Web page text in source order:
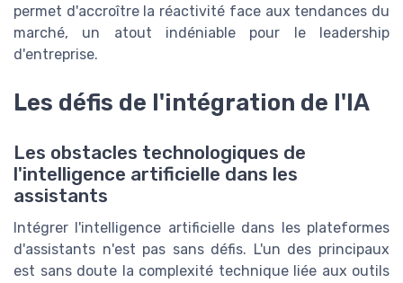
permet d'accroître la réactivité face aux tendances du
marché, un atout indéniable pour le leadership
d'entreprise.
Les défis de l'intégration de l'IA
Les obstacles technologiques de
l'intelligence artificielle dans les
assistants
Intégrer l'intelligence artificielle dans les plateformes
d'assistants n'est pas sans défis. L'un des principaux
est sans doute la complexité technique liée aux outils